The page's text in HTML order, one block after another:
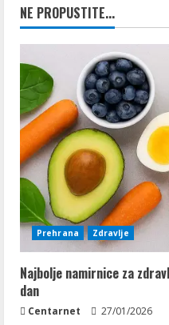
NE PROPUSTITE...
Prehrana Zdravlje
Najbolje namirnice za
dan
Centarnet 27/01/2026